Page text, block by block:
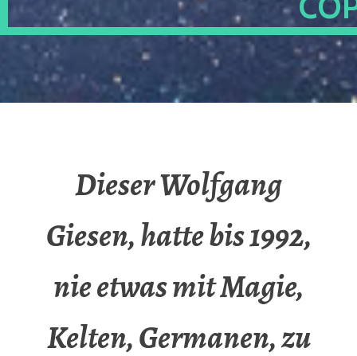
Dieser Wolfgang
Giesen, hatte bis 1992,
nie etwas mit Magie,
Kelten, Germanen, zu